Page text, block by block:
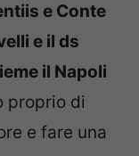
e Conte
e il ds
il Napoli
proprio di
e fare una